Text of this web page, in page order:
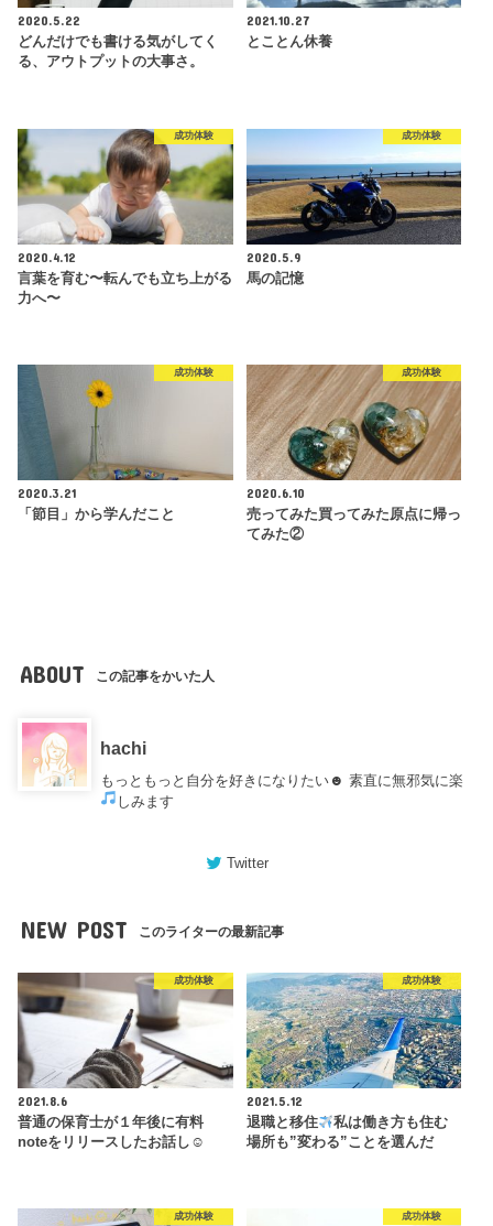
2020.5.22
どんだけでも書ける気がしてく
る、アウトプットの大事さ。
2021.10.27
とことん休養
成功体験
2020.4.12
言葉を育む〜転んでも立ち上がる
力へ〜
成功体験
2020.5.9
馬の記憶
成功体験
2020.3.21
「節目」から学んだこと
成功体験
2020.6.10
売ってみた買ってみた原点に帰っ
てみた②
ABOUT この記事をかいた人
hachi
もっともっと自分を好きになりたい☻ 素直に無邪気に楽
しみます
Twitter
NEW POST このライターの最新記事
成功体験
2021.8.6
普通の保育士が１年後に有料
noteをリリースしたお話し☺︎
成功体験
2021.5.12
退職と移住
私は働き方も住む
場所も”変わる”ことを選んだ
成功体験 成功体験